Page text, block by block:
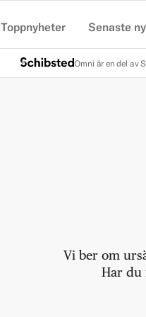
Toppnyheter Senaste
Omni är en del av
Vi ber om
Har du